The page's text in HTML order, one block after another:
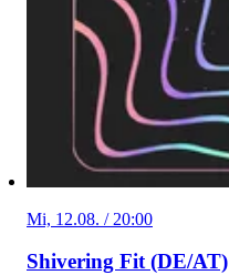
Mi, 12.08. / 20:00
Shivering Fit (DE/AT)